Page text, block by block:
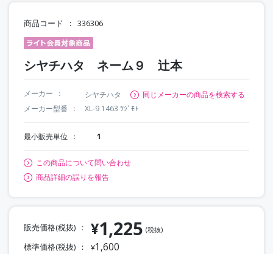
商品コード 336306
シヤチハタ ネーム９ 辻本
メーカー シヤチハタ
同じメーカーの商品を検索する
メーカー型番
XL-9 1463 ﾂｼﾞﾓﾄ
最小販売単位 1
この商品について問い合わせ
商品詳細の誤りを報告
販売価格(税抜) ¥1,225 (税抜)
標準価格(税抜) ¥1,600